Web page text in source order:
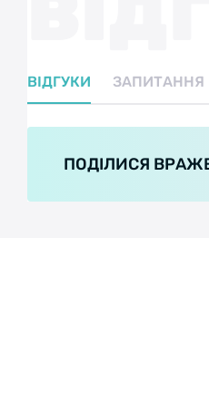
ВІДГУКИ ЗАПИТАННЯ
ПОДІЛИСЯ